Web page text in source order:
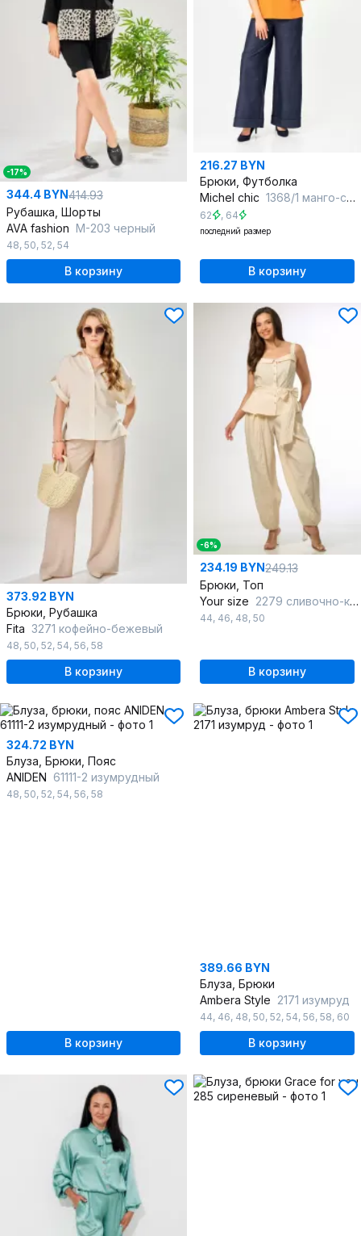
-17%
344.4 BYN414.93
Рубашка, Шорты
AVA fashion М-203 черный
48, 50, 52, 54
В корзину
216.27 BYN
Брюки, Футболка
Michel chic 1368/1 манго-синий
62 , 64
последний размер
В корзину
373.92 BYN
Брюки, Рубашка
Fita 3271 кофейно-бежевый
48, 50, 52, 54, 56, 58
В корзину
-6%
234.19 BYN249.13
Брюки, Топ
Your size 2279 сливочно-кремовый
44, 46, 48, 50
В корзину
324.72 BYN
Блуза, Брюки, Пояс
ANIDEN 61111-2 изумрудный
48, 50, 52, 54, 56, 58
В корзину
389.66 BYN
Блуза, Брюки
Ambera Style 2171 изумруд
44, 46, 48, 50, 52, 54, 56, 58, 60
В корзину